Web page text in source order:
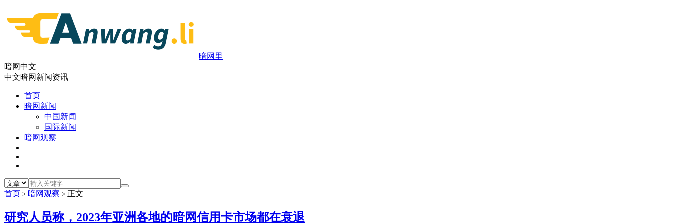
暗网里
暗网中文
中文暗网新闻资讯
首页
暗网新闻
中国新闻
国际新闻
暗网观察
首页 > 暗网观察 > 正文
研究人员称，2023年亚洲各地的暗网信用卡市场都在衰退